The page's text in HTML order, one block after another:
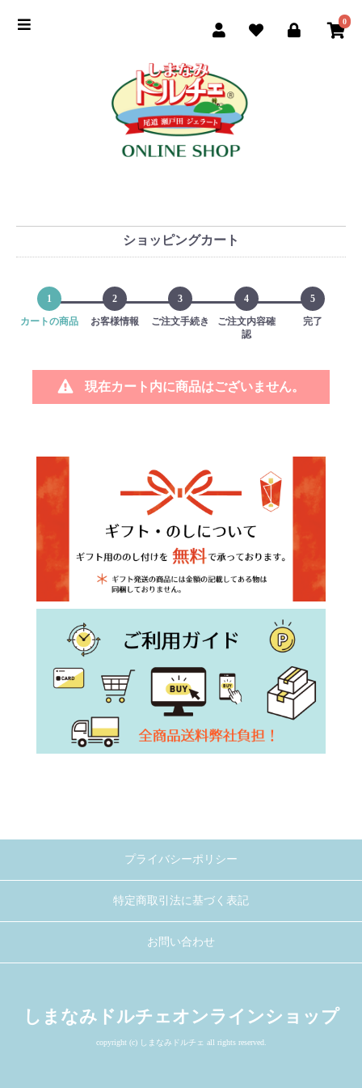
0
季節のおすすめ
商品一覧
ご利用ガイド
ショッピングカート
1
カートの商品
2
お客様情報
3
ご注文手続き
4
ご注文内容確
認
5
完了
現在カート内に商品はございません。
プライバシーポリシー
特定商取引法に基づく表記
お問い合わせ
しまなみドルチェオンラインショップ
copyright (c) しまなみドルチェ all rights reserved.